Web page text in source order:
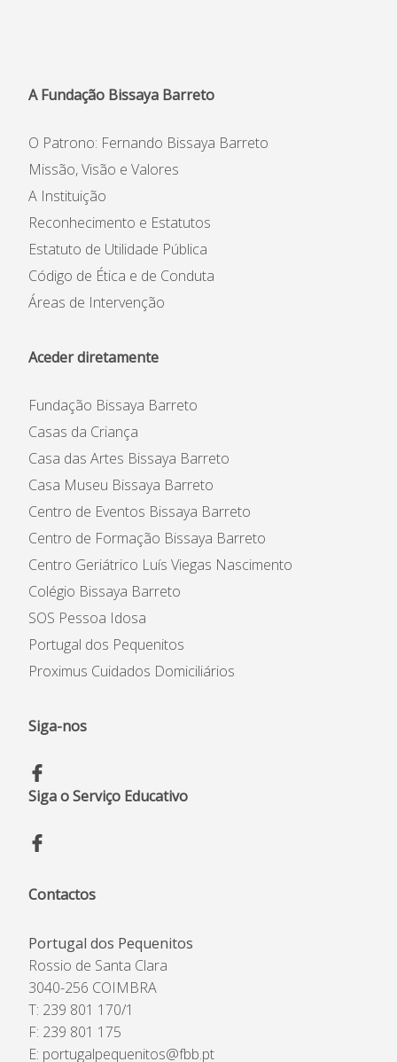
A Fundação Bissaya Barreto
O Patrono: Fernando Bissaya Barreto
Missão, Visão e Valores
A Instituição
Reconhecimento e Estatutos
Estatuto de Utilidade Pública
Código de Ética e de Conduta
Áreas de Intervenção
Aceder diretamente
Fundação Bissaya Barreto
Casas da Criança
Casa das Artes Bissaya Barreto
Casa Museu Bissaya Barreto
Centro de Eventos Bissaya Barreto
Centro de Formação Bissaya Barreto
Centro Geriátrico Luís Viegas Nascimento
Colégio Bissaya Barreto
SOS Pessoa Idosa
Portugal dos Pequenitos
Proximus Cuidados Domiciliários
Siga-nos
Siga o Serviço Educativo
Contactos
Portugal dos Pequenitos
Rossio de Santa Clara
3040-256 COIMBRA
T: 239 801 170/1
F: 239 801 175
E: portugalpequenitos@fbb.pt